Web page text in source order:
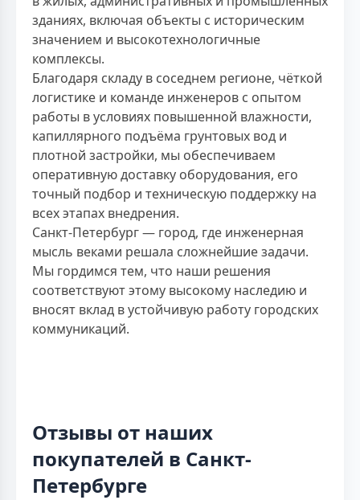
зданиях, включая объекты с историческим
значением и высокотехнологичные
комплексы.
Благодаря складу в соседнем регионе, чёткой
логистике и команде инженеров с опытом
работы в условиях повышенной влажности,
капиллярного подъёма грунтовых вод и
плотной застройки, мы обеспечиваем
оперативную доставку оборудования, его
точный подбор и техническую поддержку на
всех этапах внедрения.
Санкт-Петербург — город, где инженерная
мысль веками решала сложнейшие задачи.
Мы гордимся тем, что наши решения
соответствуют этому высокому наследию и
вносят вклад в устойчивую работу городских
коммуникаций.
Отзывы от наших
покупателей в Санкт-
Петербурге